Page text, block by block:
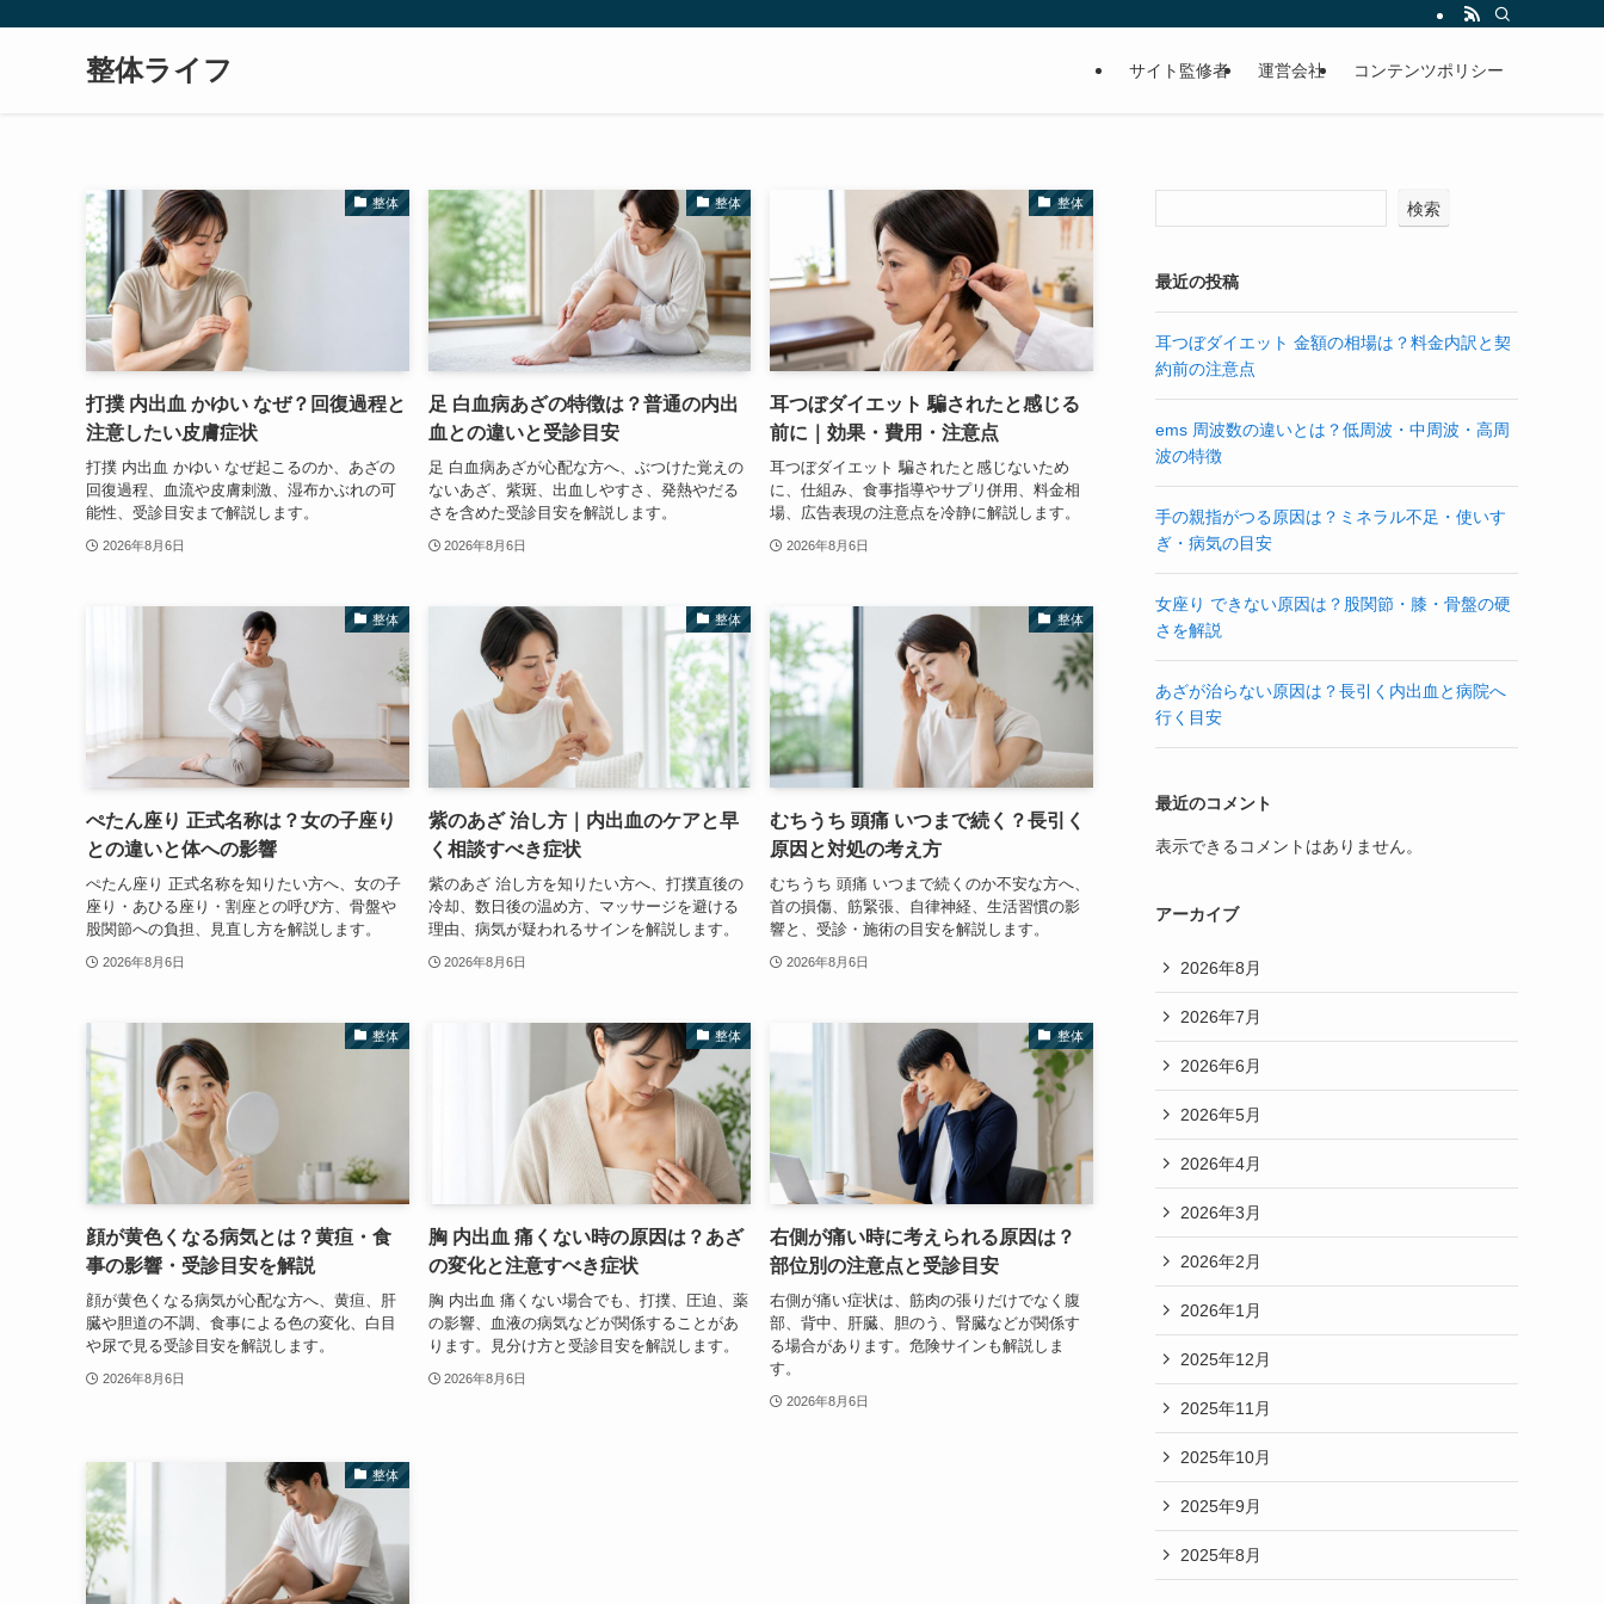
整体ライフ サイト監修者 運営会社 コンテンツポリシー
整体
打撲 内出血 かゆい なぜ？回復過程と
注意したい皮膚症状
打撲 内出血 かゆい なぜ起こるのか、あざの
回復過程、血流や皮膚刺激、湿布かぶれの可
能性、受診目安まで解説します。
2026年8月6日
整体
足 白血病あざの特徴は？普通の内出
血との違いと受診目安
足 白血病あざが心配な方へ、ぶつけた覚えの
ないあざ、紫斑、出血しやすさ、発熱やだる
さを含めた受診目安を解説します。
2026年8月6日
整体
耳つぼダイエット 騙されたと感じる
前に｜効果・費用・注意点
耳つぼダイエット 騙されたと感じないため
に、仕組み、食事指導やサプリ併用、料金相
場、広告表現の注意点を冷静に解説します。
2026年8月6日
整体
ぺたん座り 正式名称は？女の子座り
との違いと体への影響
ぺたん座り 正式名称を知りたい方へ、女の子
座り・あひる座り・割座との呼び方、骨盤や
股関節への負担、見直し方を解説します。
2026年8月6日
整体
紫のあざ 治し方｜内出血のケアと早
く相談すべき症状
紫のあざ 治し方を知りたい方へ、打撲直後の
冷却、数日後の温め方、マッサージを避ける
理由、病気が疑われるサインを解説します。
2026年8月6日
整体
むちうち 頭痛 いつまで続く？長引く
原因と対処の考え方
むちうち 頭痛 いつまで続くのか不安な方へ、
首の損傷、筋緊張、自律神経、生活習慣の影
響と、受診・施術の目安を解説します。
2026年8月6日
整体
顔が黄色くなる病気とは？黄疸・食
事の影響・受診目安を解説
顔が黄色くなる病気が心配な方へ、黄疸、肝
臓や胆道の不調、食事による色の変化、白目
や尿で見る受診目安を解説します。
2026年8月6日
整体
胸 内出血 痛くない時の原因は？あざ
の変化と注意すべき症状
胸 内出血 痛くない場合でも、打撲、圧迫、薬
の影響、血液の病気などが関係することがあ
ります。見分け方と受診目安を解説します。
2026年8月6日
整体
右側が痛い時に考えられる原因は？
部位別の注意点と受診目安
右側が痛い症状は、筋肉の張りだけでなく腹
部、背中、肝臓、胆のう、腎臓などが関係す
る場合があります。危険サインも解説しま
す。
2026年8月6日
整体
検索
最近の投稿
耳つぼダイエット 金額の相場は？料金内訳と契
約前の注意点
ems 周波数の違いとは？低周波・中周波・高周
波の特徴
手の親指がつる原因は？ミネラル不足・使いす
ぎ・病気の目安
女座り できない原因は？股関節・膝・骨盤の硬
さを解説
あざが治らない原因は？長引く内出血と病院へ
行く目安
最近のコメント
表示できるコメントはありません。
アーカイブ
2026年8月
2026年7月
2026年6月
2026年5月
2026年4月
2026年3月
2026年2月
2026年1月
2025年12月
2025年11月
2025年10月
2025年9月
2025年8月